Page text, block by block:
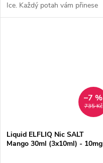
Ice. Každý potah vám přinese
sytou chuť čerstvých jahod,
735 Kč
–7 %
Liquid ELFLIQ Nic SALT
Mango 30ml (3x10ml) - 10mg